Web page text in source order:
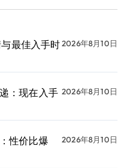
最佳入手时2026年8月10日
：现在入手 2026年8月10日
性价比爆
2026年8月10日